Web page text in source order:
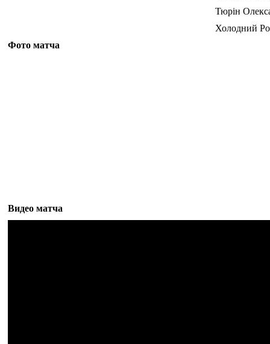
Тюрін
Холодний
Фото матча
Видео матча